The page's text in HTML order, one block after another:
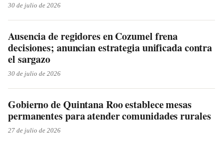
30 de julio de 2026
Ausencia de regidores en Cozumel frena
decisiones; anuncian estrategia unificada contra
el sargazo
30 de julio de 2026
Gobierno de Quintana Roo establece mesas
permanentes para atender comunidades rurales
27 de julio de 2026